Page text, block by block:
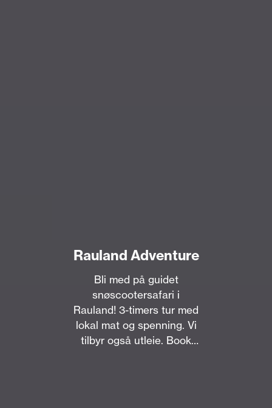
Rauland Adventure
Bli med på guidet
snøscootersafari i
Rauland! 3-timers tur med
lokal mat og spenning. Vi
tilbyr også utleie. Book